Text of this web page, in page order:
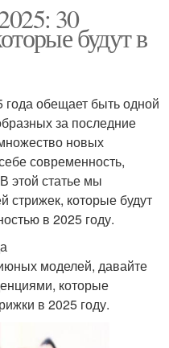
30
будут в
обещает быть одной
за последние
новых
современность,
этой статье мы
стрижек, которые будут
в 2025 году.
моделей, давайте
которые
в 2025 году.